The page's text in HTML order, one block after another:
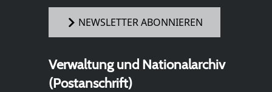
NEWSLETTER ABONNIEREN
Verwaltung und Nationalarchiv
(Postanschrift)